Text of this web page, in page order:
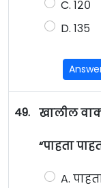
C. १२०
D. १३५
49. खालील
“पाहता
A.